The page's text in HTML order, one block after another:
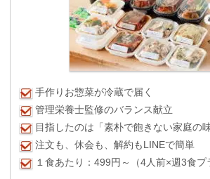
手作りお惣菜が冷蔵で届く
管理栄養士監修のバランス献立
目指したのは「素朴で飽きない家庭の味
注文も、休会も、解約もLINEで簡単
１食あたり：499円～（4人前×週3食プ